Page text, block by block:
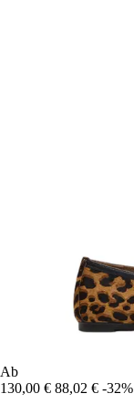
Ab
130,00 € 88,02 € -32%